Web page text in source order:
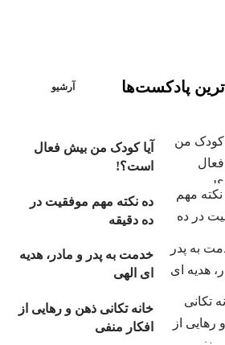
پادکست‌ها آرشیو
آیا کودک من بیش فعال
است؟!
ده نکته مهم موفقیت در
ده دقیقه
خدمت به پدر و مادر، هدیه
ای الهی
خانه تکانی ذهن و رهایی از
افکار منفی